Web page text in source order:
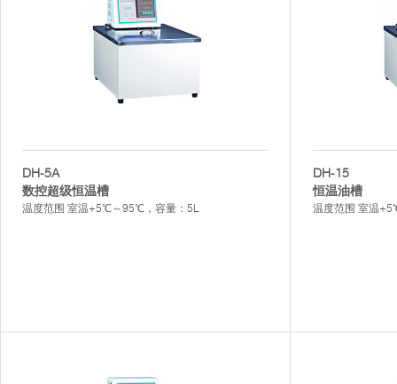
DH-5A
数控超级恒温槽
温度范围 室温+5℃～95℃，容量：5L
DH-15
恒温油槽
温度范围 室温